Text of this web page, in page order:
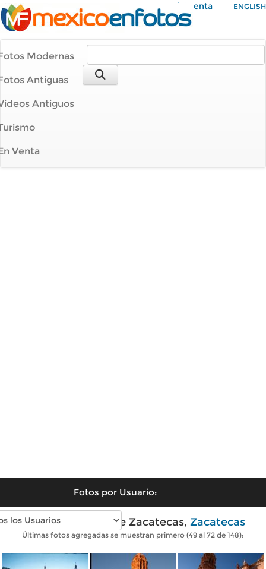
Mi Cuenta ENGLISH
Modernas
Antiguas
Antiguos
Venta
Fotos por Usuario:
Fotos modernas de Zacatecas, Zacatecas
Últimas fotos agregadas se muestran primero (49 al 72 de 148):